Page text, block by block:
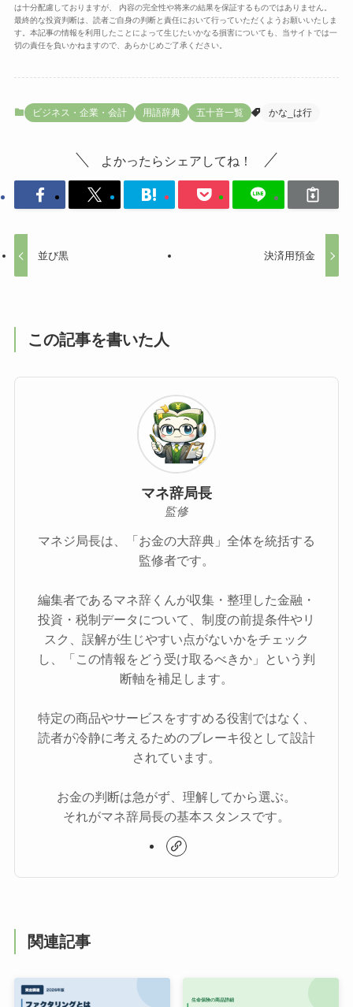
は十分配慮しておりますが、 内容の完全性や将来の結果を保証するものではありません。
最終的な投資判断は、読者ご自身の判断と責任において行っていただくようお願いいたしま
す。本記事の情報を利用したことによって生じたいかなる損害についても、当サイトでは一
切の責任を負いかねますので、あらかじめご了承ください。
ビジネス・企業・会計 用語辞典 五十音一覧 かな_は行
よかったらシェアしてね！
並び黒 決済用預金
この記事を書いた人
マネ辞局長
監修
マネジ局長は、「お金の大辞典」全体を統括する
監修者です。
編集者であるマネ辞くんが収集・整理した金融・
投資・税制データについて、制度の前提条件やリ
スク、誤解が生じやすい点がないかをチェック
し、「この情報をどう受け取るべきか」という判
断軸を補足します。
特定の商品やサービスをすすめる役割ではなく、
読者が冷静に考えるためのブレーキ役として設計
されています。
お金の判断は急がず、理解してから選ぶ。
それがマネ辞局長の基本スタンスです。
関連記事